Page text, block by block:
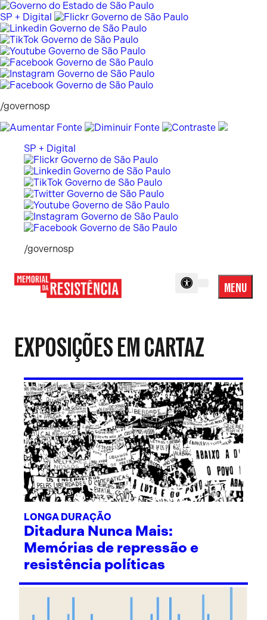
Pular
para
o
conteúdo
SP + Digital
/governosp
SP + Digital
/governosp
MENU
Menu
EXPOSIÇÕES EM CARTAZ
LONGA DURAÇÃO
Ditadura Nunca Mais:
Memórias de repressão e
resistência políticas